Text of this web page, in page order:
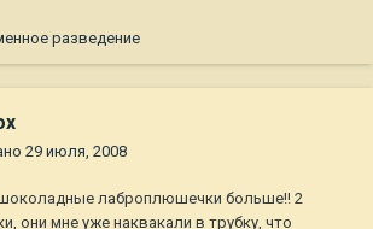
разведение
29 июля, 2008
шоколадные лаброплюшечки больше!! 2
они мне уже наквакали в трубку, что